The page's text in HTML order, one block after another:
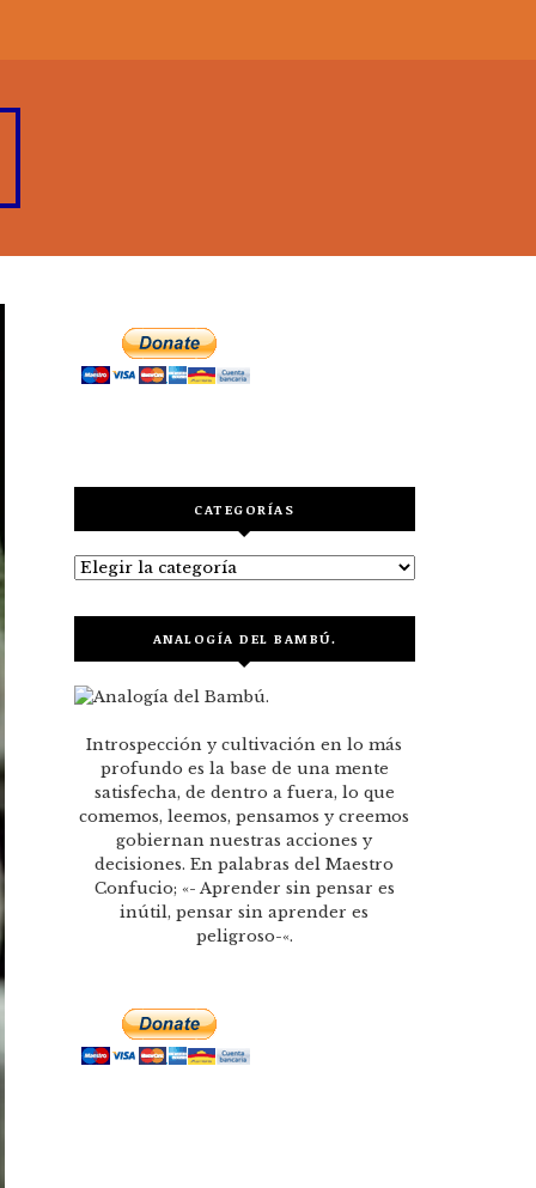
CATEGORÍAS
Categorías
ANALOGÍA DEL BAMBÚ.
Introspección y cultivación en lo más
profundo es la base de una mente
satisfecha, de dentro a fuera, lo que
comemos, leemos, pensamos y creemos
gobiernan nuestras acciones y
decisiones. En palabras del Maestro
Confucio; «- Aprender sin pensar es
inútil, pensar sin aprender es
peligroso-«.